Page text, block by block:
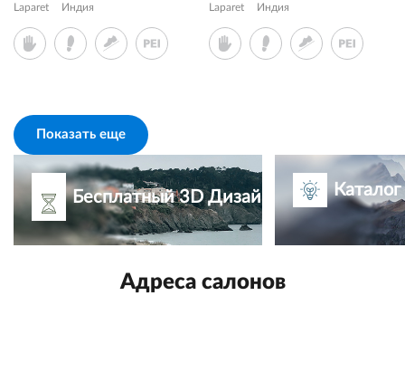
Laparet Индия Laparet Индия
Показать еще
Бесплатный 3D Дизайн-проект
Адреса салонов